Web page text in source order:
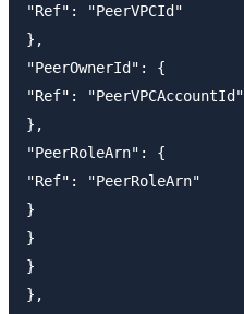
"Ref": "PeerVPCId"
},
"PeerOwnerId": {
"Ref": "PeerVPCAccountId"
},
"PeerRoleArn": {
"Ref": "PeerRoleArn"
}
}
}
},